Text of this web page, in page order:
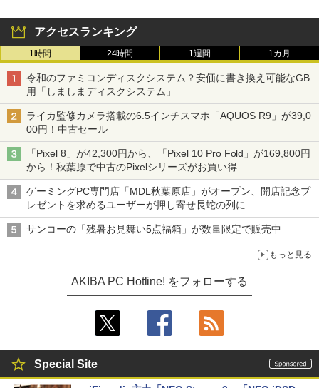
アクセスランキング
1時間 24時間 1週間 1カ月
令和のファミコンディスクシステム？安価に書き換え可能なGB
用「しましまディスクシステム」
ライカ監修カメラ搭載の6.5インチスマホ「AQUOS R9」が39,0
00円！中古セール
「Pixel 8」が42,300円から、「Pixel 10 Pro Fold」が169,800円
から！秋葉原で中古のPixelシリーズがお買い得
ゲーミングPC専門店「MDL秋葉原店」がオープン、開店記念プ
レゼントを求めるユーザーが押し寄せ長蛇の列に
サンコーの「残暑お見舞い5点福箱」が数量限定で販売中
もっと見る
AKIBA PC Hotline! をフォローする
Special Site